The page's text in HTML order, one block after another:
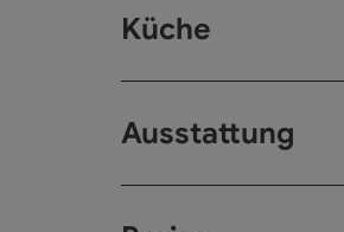
Küche
Ausstattung